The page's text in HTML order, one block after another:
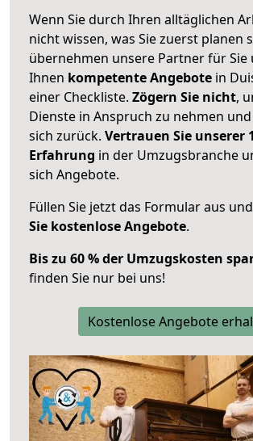
Wenn Sie durch Ihren alltäglichen
nicht wissen, was Sie zuerst planen
übernehmen unsere Partner für Sie
Ihnen kompetente Angebote in
einer Checkliste. Zögern Sie nicht,
Dienste in Anspruch zu nehmen
sich zurück. Vertrauen Sie unserer
Erfahrung in der Umzugsbranche
sich Angebote.
Füllen Sie jetzt das Formular aus und
Sie kostenlose Angebote.
Bis zu 60 % der Umzugskosten
finden Sie nur bei uns!
Kostenlose Angebote